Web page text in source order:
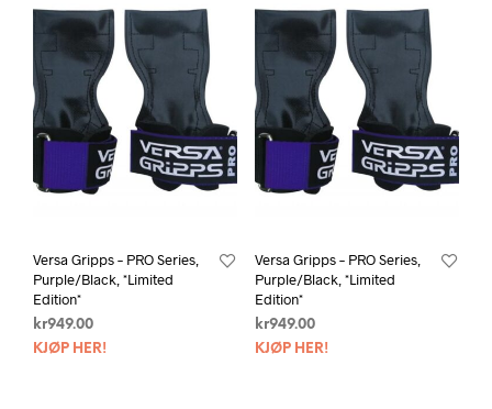
Versa Gripps – PRO Series,
Purple/Black, *Limited
Edition*
kr949.00
KJØP HER!
Versa Gripps – PRO Series,
Purple/Black, *Limited
Edition*
kr949.00
KJØP HER!